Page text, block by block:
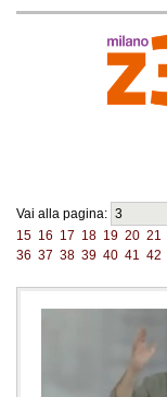
Vai alla pagina:
15 16 17 18 19 20 21
36 37 38 39 40 41 42